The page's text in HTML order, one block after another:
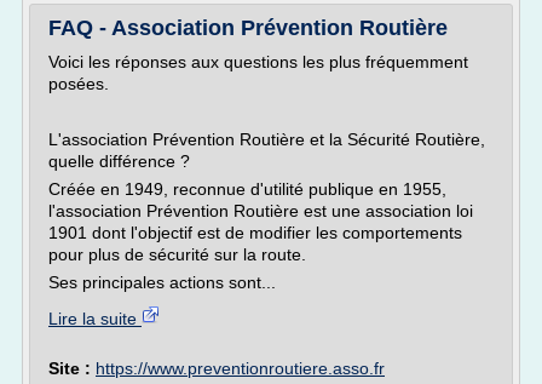
FAQ - Association Prévention Routière
Voici les réponses aux questions les plus fréquemment
posées.
L'association Prévention Routière et la Sécurité Routière,
quelle différence ?
Créée en 1949, reconnue d'utilité publique en 1955,
l'association Prévention Routière est une association loi
1901 dont l'objectif est de modifier les comportements
pour plus de sécurité sur la route.
Ses principales actions sont...
Lire la suite
Site : https://www.preventionroutiere.asso.fr